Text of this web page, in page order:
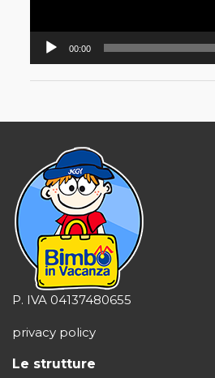
00:00
P. IVA 04137480655
privacy policy
Le strutture